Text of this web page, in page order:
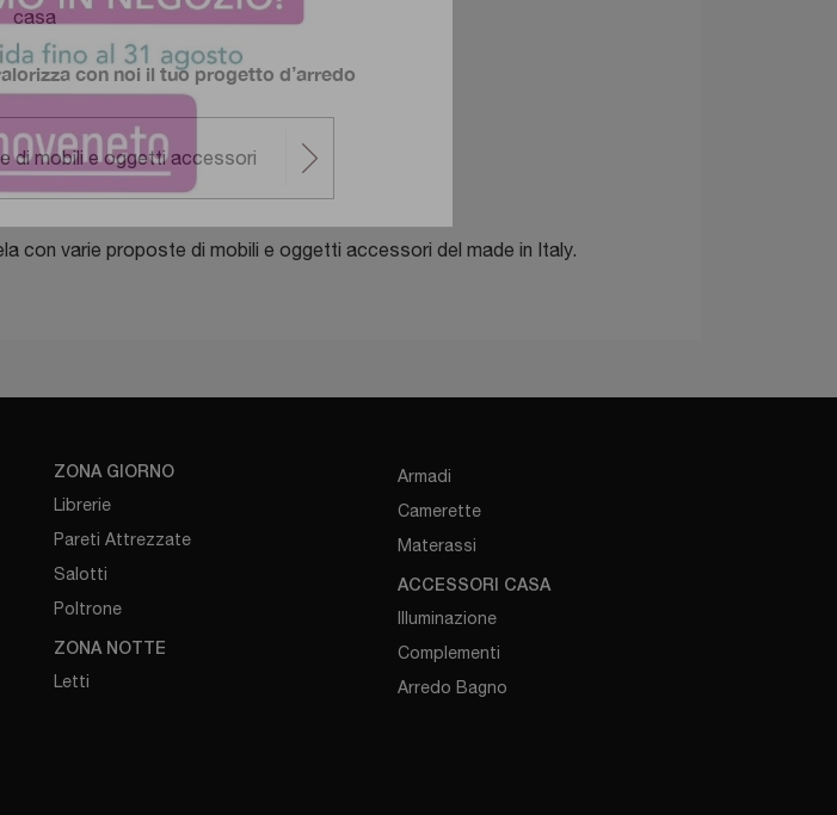
casa
con noi il tuo progetto d’arredo
di mobili e oggetti accessori
con varie proposte di mobili e oggetti accessori del made in Italy.
ZONA GIORNO
Librerie
Pareti Attrezzate
Salotti
Poltrone
ZONA NOTTE
Letti
Armadi
Camerette
Materassi
ACCESSORI CASA
Illuminazione
Complementi
Arredo Bagno